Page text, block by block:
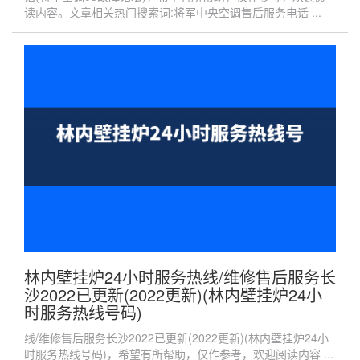
读内容。文章相关热门搜索词:将军中央空调售后服务电话 ...
林内壁挂炉24小时服务热线/维修售后服务长
沙2022已更新(2022更新)(林内壁挂炉24小
时服务热线号码)
线/维修售后服务长沙2022已更新(2022更新)(林内壁挂炉24小
时服务热线号码)，希望有所帮助，仅作参考，欢迎阅读内容 ...